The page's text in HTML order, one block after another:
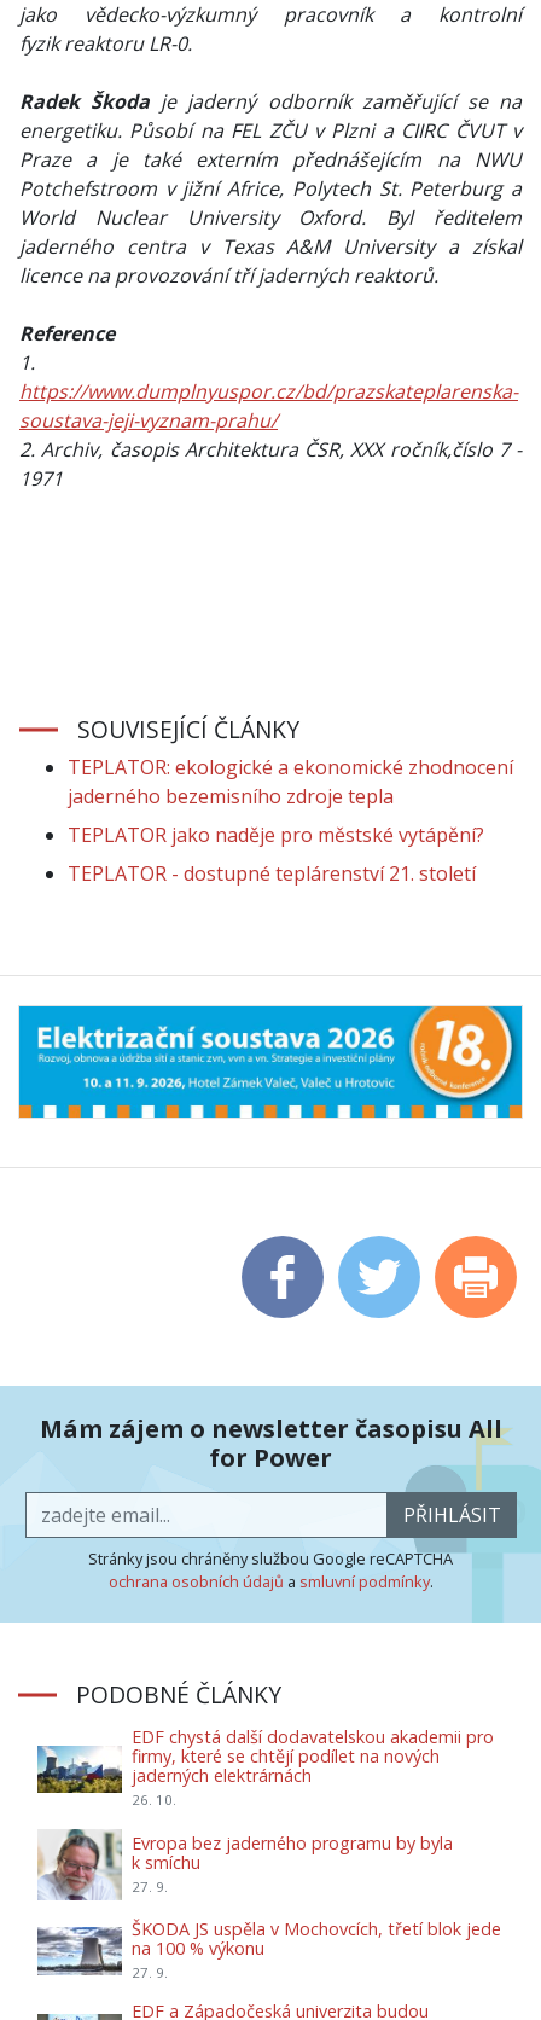
jako vědecko-výzkumný pracovník a kontrolní
fyzik reaktoru LR-0.
Radek Škoda je jaderný odborník zaměřující se na
energetiku. Působí na FEL ZČU v Plzni a CIIRC ČVUT v
Praze a je také externím přednášejícím na NWU
Potchefstroom v jižní Africe, Polytech St. Peterburg a
World Nuclear University Oxford. Byl ředitelem
jaderného centra v Texas A&M University a získal
licence na provozování tří jaderných reaktorů.
Reference
1.
https://www.dumplnyuspor.cz/bd/prazskateplarenska-
soustava-jeji-vyznam-prahu/
2. Archiv, časopis Architektura ČSR, XXX ročník,číslo 7 -
1971
SOUVISEJÍCÍ ČLÁNKY
TEPLATOR: ekologické a ekonomické zhodnocení
jaderného bezemisního zdroje tepla
TEPLATOR jako naděje pro městské vytápění?
TEPLATOR - dostupné teplárenství 21. století
Mám zájem o newsletter časopisu All
for Power
PŘIHLÁSIT
Stránky jsou chráněny službou Google reCAPTCHA
ochrana osobních údajů a smluvní podmínky.
PODOBNÉ ČLÁNKY
EDF chystá další dodavatelskou akademii pro
firmy, které se chtějí podílet na nových
jaderných elektrárnách
26. 10.
Evropa bez jaderného programu by byla
k smíchu
27. 9.
ŠKODA JS uspěla v Mochovcích, třetí blok jede
na 100 % výkonu
27. 9.
EDF a Západočeská univerzita budou